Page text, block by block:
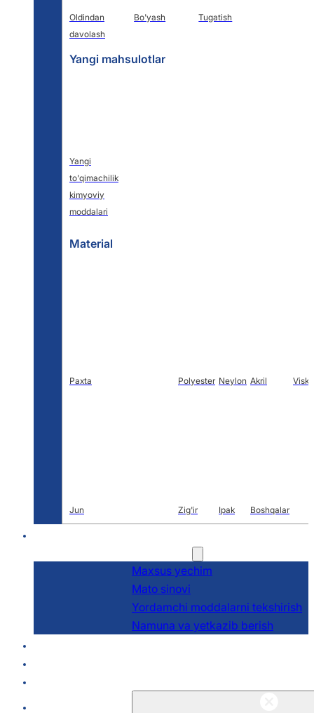
Oldindan
davolash
Bo'yash Tugatish
Yangi mahsulotlar
Yangi
to'qimachilik
kimyoviy
moddalari
Material
Paxta Polyester Neylon Akril
Jun Zig'ir Ipak Boshqalar
Maxsus yechim
Mato sinovi
Yordamchi moddalarni tekshirish
Namuna va yetkazib berish